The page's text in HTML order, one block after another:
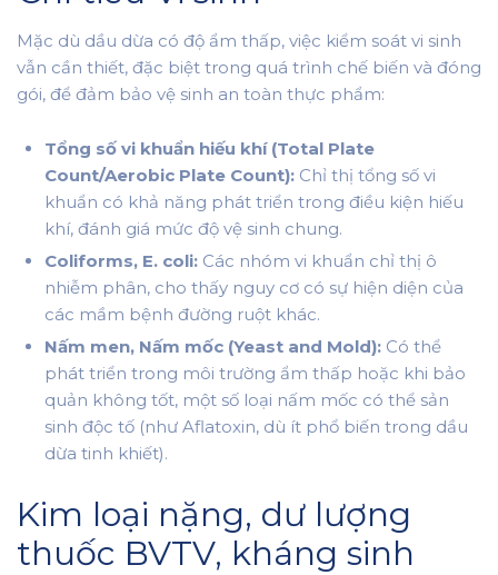
Mặc dù dầu dừa có độ ẩm thấp, việc kiểm soát vi sinh
vẫn cần thiết, đặc biệt trong quá trình chế biến và đóng
gói, để đảm bảo vệ sinh an toàn thực phẩm:
Tổng số vi khuẩn hiếu khí (Total Plate
Count/Aerobic Plate Count): Chỉ thị tổng số vi
khuẩn có khả năng phát triển trong điều kiện hiếu
khí, đánh giá mức độ vệ sinh chung.
Coliforms, E. coli: Các nhóm vi khuẩn chỉ thị ô
nhiễm phân, cho thấy nguy cơ có sự hiện diện của
các mầm bệnh đường ruột khác.
Nấm men, Nấm mốc (Yeast and Mold): Có thể
phát triển trong môi trường ẩm thấp hoặc khi bảo
quản không tốt, một số loại nấm mốc có thể sản
sinh độc tố (như Aflatoxin, dù ít phổ biến trong dầu
dừa tinh khiết).
Kim loại nặng, dư lượng
thuốc BVTV, kháng sinh